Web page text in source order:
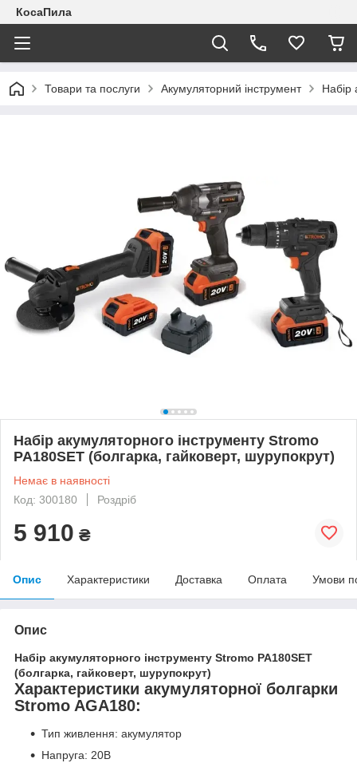
КосаПила
Товари та послуги Акумуляторний інструмент Набір
Набір акумуляторного інструменту Stromo
PA180SET (болгарка, гайковерт, шурупокрут)
Немає в наявності
Код: 300180
Роздріб
5 910 ₴
Опис Характеристики Доставка Оплата Умови
Опис
Набір акумуляторного інструменту Stromo PA180SET
(болгарка, гайковерт, шурупокрут)
Характеристики акумуляторної болгарки
Stromo AGA180:
Тип живлення: акумулятор
Напруга: 20В